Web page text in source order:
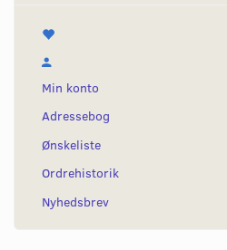
Min konto
Adressebog
Ønskeliste
Ordrehistorik
Nyhedsbrev